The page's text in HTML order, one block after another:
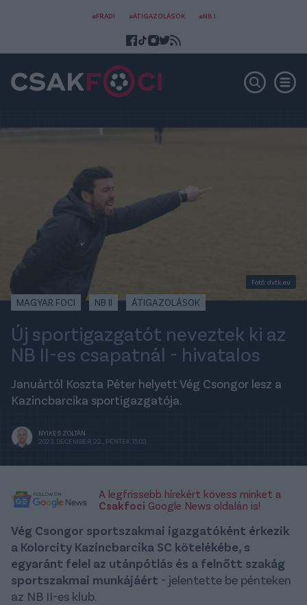
#FRADI #ÁTIGAZOLÁSOK #NB I
Fotó: dvtk.eu
MAGYAR FOCI NB II ÁTIGAZOLÁSOK
Új sportigazgatót neveztek ki az
NB II-es csapatnál - hivatalos
Januártól Koszta Péter helyett Vég Csongor lesz a
Kazincbarcika sportigazgatója.
NYIKES ZOLTÁN
2023. DECEMBER 22., PÉNTEK 15:03
A legfrissebb hírekért kövess minket a
Csakfoci Google News oldalán is!
Vég Csongor sportszakmai igazgatóként érkezik
a Kolorcity Kazincbarcika SC kötelékébe, s
egyaránt felel az utánpótlás és a felnőtt szakág
sportszakmai munkájáért - jelentette be pénteken
az NB II-es klub.